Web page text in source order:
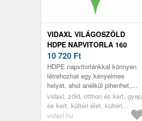
VIDAXL VILÁGOSZÖLD
HDPE NAPVITORLA 160
G/M² 4, 5 X 4, 5 X 4, 5 M
10 720 Ft
HDPE napvitorlánkkal könnyen
létrehozhat egy kényelmes
helyet, ahol anélkül pihenhet,
hogy a nap káros UV-sugarainak
ki lenne téve, legyen az a ker...
vidaxl, zöld, otthon és kert, gyep
és kert, kültéri élet, kültéri
napernyők és árnyékolók
vidaxl.hu